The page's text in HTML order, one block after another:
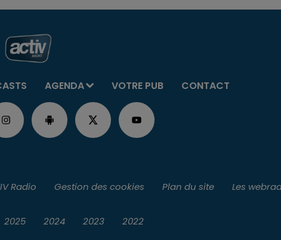
AGENDA VOTRE PUB CONTACT
Radio Gestion des cookies Plan du site Les
2025 2024 2023 2022